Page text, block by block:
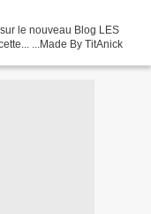
le nouveau Blog LES
...Made By TitAnick